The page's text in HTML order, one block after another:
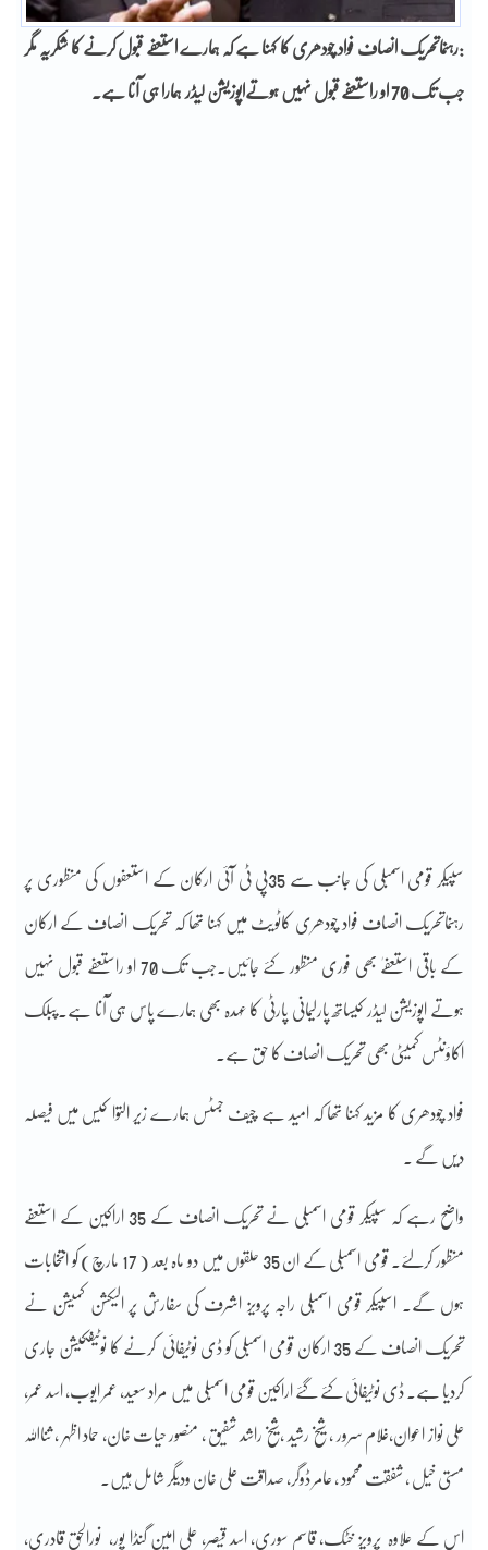
:رہنماتحریک انصاف فواد چودھری کا کہنا ہے کہ ہمارے استعفے قبول کرنے کا شکریہ مگر
جب تک 70 او راستعفے قبول نہیں ہوتےاپوزیشن لیڈر ہمارا ہی آنا ہے۔
سپیکر قومی اسمبلی کی جانب سے 35پی ٹی آئی ارکان کے استعفوں کی منظوری پر
رہنماتحریک انصاف فواد چودھری کاٹویٹ میں کہنا تھا کہ تحریک انصاف کے ارکان
کے باقی استعفےٰ بھی فوری منظور کئے جائیں۔جب تک 70 او راستعفے قبول نہیں
ہوتے اپوزیشن لیڈر کیساتھ پارلیمانی پارٹی کا عہدہ بھی ہمارے پاس ہی آنا ہے۔پبلک
اکاؤنٹس کمیٹی بھی تحریک انصاف کا حق ہے۔
فواد چودھری کا مزید کہنا تھا کہ امید ہے چیف جسٹس ہمارے زیر التوا کیس میں فیصلہ
دیں گے ۔
واضح رہے کہ سپیکر قومی اسمبلی نے تحریک انصاف کے 35 اراکین کے استعفے
منظور کرلئے۔ قومی اسمبلی کے ان 35 حلقوں میں دو ماہ بعد ( 17 مارچ) کو انتخابات
ہوں گے۔ اسپیکر قومی اسمبلی راجہ پرویز اشرف کی سفارش پر الیکشن کمیشن نے
تحریک انصاف کے 35 ارکان قومی اسمبلی کو ڈی نوٹیفائی کرنے کا نوٹیفکیشن جاری
کردیا ہے۔ ڈی نوٹیفائی کئے گئے اراکین قومی اسمبلی میں مراد سعید، عمر ایوب، اسد عمر،
علی نواز اعوان،غلام سرور ، شیخ رشید ،شیخ راشد شفیق ، منصور حیات خان، حماد اظہر ، ثنااللہ
مستی خیل ، شفقت محمود ، عامر ڈوگر، صداقت علی خان ودیگر شامل ہیں۔
اس کے علاوہ پرویز خٹک، قاسم سوری، اسد قیصر، علی امین گنڈا پور، نورالحق قادری،